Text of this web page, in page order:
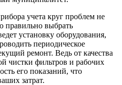
учета круг проблем не
правильно выбрать
установку оборудования,
периодическое
ремонт. Ведь от качества
чистки фильтров и рабочих
его показаний, что
затрат.